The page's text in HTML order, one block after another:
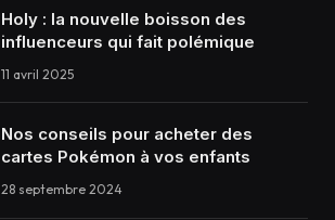
Holy : la nouvelle boisson des
influenceurs qui fait polémique
11 avril 2025
Nos conseils pour acheter des
cartes Pokémon à vos enfants
28 septembre 2024